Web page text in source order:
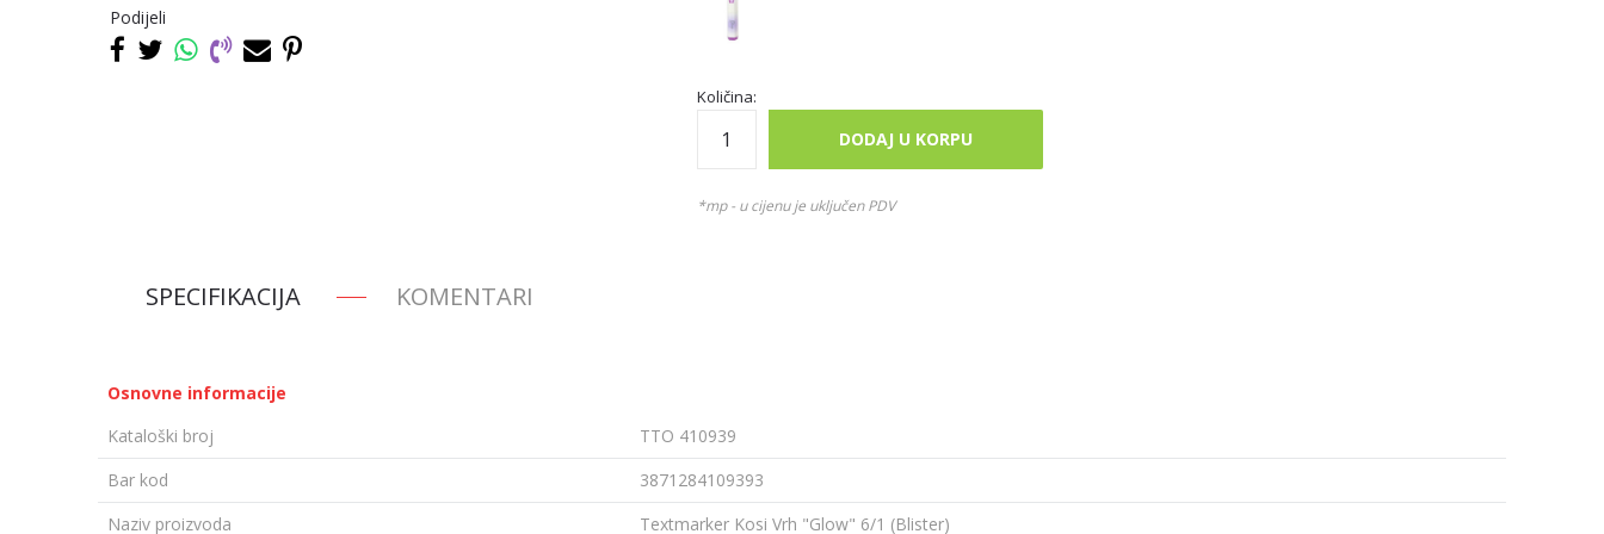
Podijeli
Količina:
DODAJ U KORPU
*mp - u cijenu je uključen PDV
SPECIFIKACIJA KOMENTARI
Osnovne informacije
Kataloški broj
TTO 410939
Bar kod
3871284109393
Naziv proizvoda
Textmarker Kosi Vrh "Glow" 6/1 (Blister)